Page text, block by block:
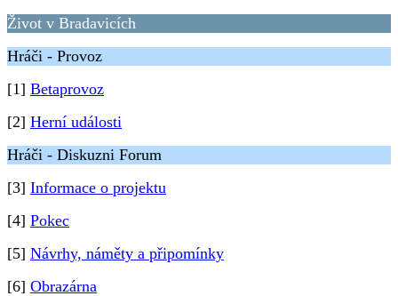
Život v Bradavicích
Hráči - Provoz
[1] Betaprovoz
[2] Herní události
Hráči - Diskuzni Forum
[3] Informace o projektu
[4] Pokec
[5] Návrhy, náměty a připomínky
[6] Obrazárna